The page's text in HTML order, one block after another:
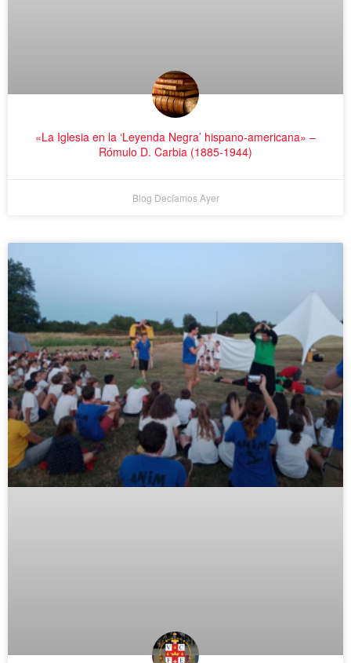
«La Iglesia en la ‘Leyenda Negra’ hispano-americana» –
Rómulo D. Carbia (1885-1944)
Blog Decíamos Ayer